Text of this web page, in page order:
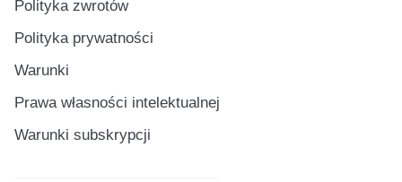
Polityka zwrotów
Polityka prywatności
Warunki
Prawa własności intelektualnej
Warunki subskrypcji